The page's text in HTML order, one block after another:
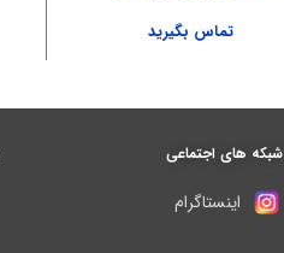
تماس بگیرید
شبکه های اجتماعی
اینستاگرام